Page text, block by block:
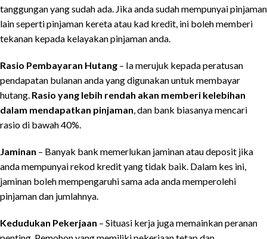
tanggungan yang sudah ada. Jika anda sudah mempunyai pinjaman
lain seperti pinjaman kereta atau kad kredit, ini boleh memberi
tekanan kepada kelayakan pinjaman anda.
Rasio Pembayaran Hutang – Ia merujuk kepada peratusan
pendapatan bulanan anda yang digunakan untuk membayar
hutang. Rasio yang lebih rendah akan memberi kelebihan
dalam mendapatkan pinjaman , dan bank biasanya mencari
rasio di bawah 40%.
Jaminan – Banyak bank memerlukan jaminan atau deposit jika
anda mempunyai rekod kredit yang tidak baik. Dalam kes ini,
jaminan boleh mempengaruhi sama ada anda memperolehi
pinjaman dan jumlahnya.
Kedudukan Pekerjaan – Situasi kerja juga memainkan peranan